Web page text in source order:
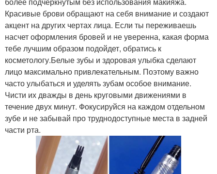
Красивые брови обращают на себя внимание и создают
акцент на других чертах лица. Если ты переживаешь
насчет оформления бровей и не уверенна, какая форма
тебе лучшим образом подойдет, обратись к
косметологу.Белые зубы и здоровая улыбка сделают
лицо максимально привлекательным. Поэтому важно
часто улыбаться и уделять зубам особое внимание.
Чисти их дважды в день круговыми движениями в
течение двух минут. Фокусируйся на каждом отдельном
зубе и не забывай про труднодоступные места в задней
части рта.